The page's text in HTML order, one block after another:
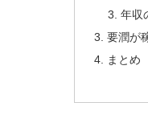
年収
要潤が
まとめ